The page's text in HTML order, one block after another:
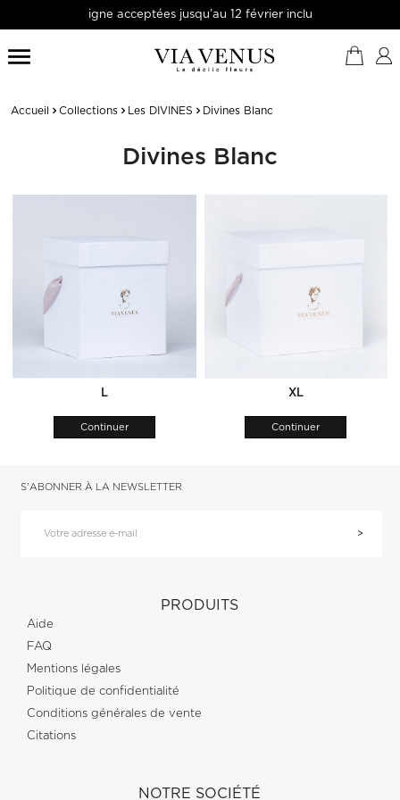
gne acceptées jusqu’au 12 février inclus

Accueil Collections Les DIVINES Divines Blanc
Divines Blanc
L
Continuer
XL
Continuer
S'ABONNER À LA NEWSLETTER
PRODUITS
Aide
FAQ
Mentions légales
Politique de confidentialité
Conditions générales de vente
Citations
NOTRE SOCIÉTÉ